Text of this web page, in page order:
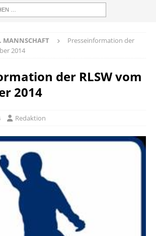
MANNSCHAFT
Presseinformation der
2014
der RLSW vom
2014
Redaktion